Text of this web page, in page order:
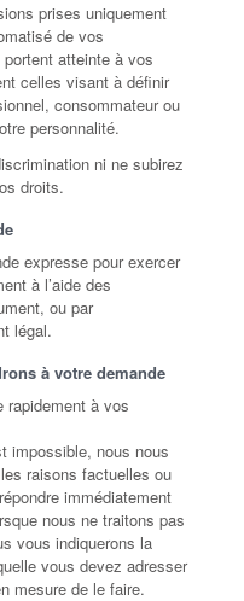
prises uniquement
de vos
atteinte à vos
celles visant à définir
consommateur ou
personnalité.
ni ne subirez
droits.
expresse pour exercer
à l’aide des
ou par
légal.
à votre demande
rapidement à vos
impossible, nous nous
raisons factuelles ou
immédiatement
nous ne traitons pas
vous indiquerons la
vous devez adresser
mesure de le faire.